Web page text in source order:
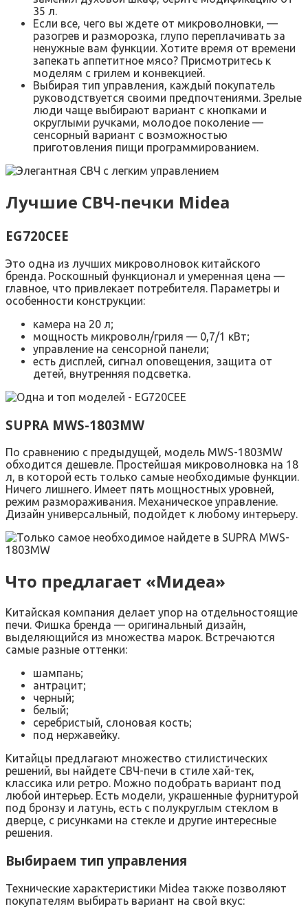
35 л.
Если все, чего вы ждете от микроволновки, —
разогрев и разморозка, глупо переплачивать за
ненужные вам функции. Хотите время от времени
запекать аппетитное мясо? Присмотритесь к
моделям с грилем и конвекцией.
Выбирая тип управления, каждый покупатель
руководствуется своими предпочтениями. Зрелые
люди чаще выбирают вариант с кнопками и
округлыми ручками, молодое поколение —
сенсорный вариант с возможностью
приготовления пищи программированием.
Лучшие СВЧ-печки Midea
EG720CEE
Это одна из лучших микроволновок китайского
бренда. Роскошный функционал и умеренная цена —
главное, что привлекает потребителя. Параметры и
особенности конструкции:
камера на 20 л;
мощность микроволн/гриля — 0,7/1 кВт;
управление на сенсорной панели;
есть дисплей, сигнал оповещения, защита от
детей, внутренняя подсветка.
SUPRA MWS-1803MW
По сравнению с предыдущей, модель MWS-1803MW
обходится дешевле. Простейшая микроволновка на 18
л, в которой есть только самые необходимые функции.
Ничего лишнего. Имеет пять мощностных уровней,
режим размораживания. Механическое управление.
Дизайн универсальный, подойдет к любому интерьеру.
Что предлагает «Мидеа»
Китайская компания делает упор на отдельностоящие
печи. Фишка бренда — оригинальный дизайн,
выделяющийся из множества марок. Встречаются
самые разные оттенки:
шампань;
антрацит;
черный;
белый;
серебристый, слоновая кость;
под нержавейку.
Китайцы предлагают множество стилистических
решений, вы найдете СВЧ-печи в стиле хай-тек,
классика или ретро. Можно подобрать вариант под
любой интерьер. Есть модели, украшенные фурнитурой
под бронзу и латунь, есть с полукруглым стеклом в
дверце, с рисунками на стекле и другие интересные
решения.
Выбираем тип управления
Технические характеристики Midea также позволяют
покупателям выбирать вариант на свой вкус: